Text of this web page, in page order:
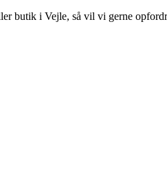
butik i Vejle, så vil vi gerne